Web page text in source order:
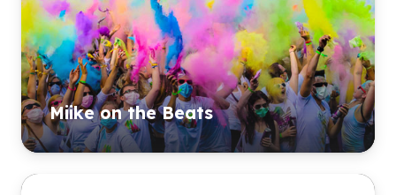
Miike on the Beats